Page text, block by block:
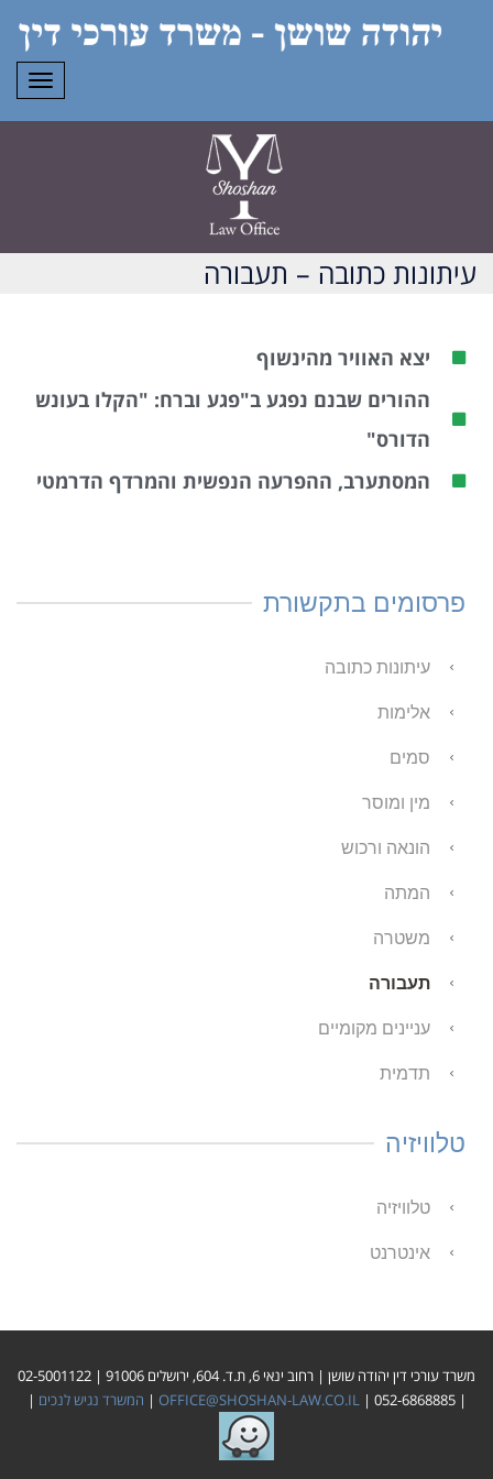
עיתונות כתובה – תעבורה
יצא האוויר מהינשוף
ההורים שבנם נפגע ב"פגע וברח: "הקלו בעונש
הדורס"
המסתערב, ההפרעה הנפשית והמרדף הדרמטי
פרסומים בתקשורת
עיתונות כתובה
אלימות
סמים
מין ומוסר
הונאה ורכוש
המתה
משטרה
תעבורה
עניינים מקומיים
תדמית
טלוויזיה
טלוויזיה
אינטרנט
משרד עורכי דין יהודה שושן | רחוב ינאי 6, ת.ד. 604, ירושלים 91006 | 02-5001122
| 052-6868885 |
OFFICE@SHOSHAN-LAW.CO.IL
| המשרד נגיש לנכים |